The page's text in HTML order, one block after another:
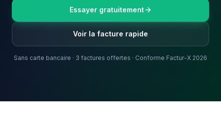
Essayer gratuitement
Voir la facture rapide
Sans carte bancaire · 3 factures offertes · Conforme Factur-X 2026